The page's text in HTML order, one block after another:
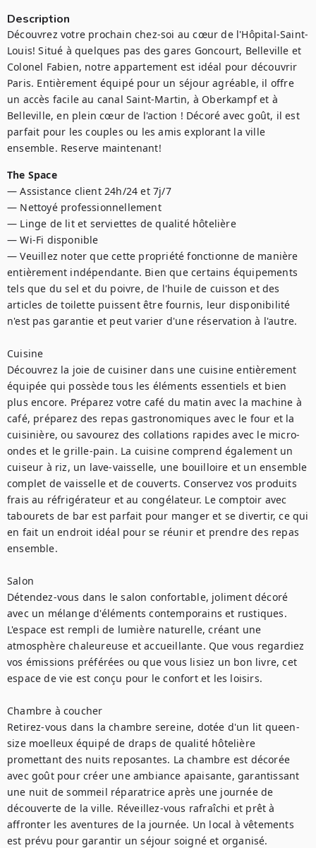
Description
Découvrez votre prochain chez-soi au cœur de l'Hôpital-Saint-
Louis! Situé à quelques pas des gares Goncourt, Belleville et
Colonel Fabien, notre appartement est idéal pour découvrir
Paris. Entièrement équipé pour un séjour agréable, il offre
un accès facile au canal Saint-Martin, à Oberkampf et à
Belleville, en plein cœur de l'action ! Décoré avec goût, il est
parfait pour les couples ou les amis explorant la ville
ensemble. Reserve maintenant!
The Space
— Assistance client 24h/24 et 7j/7
— Nettoyé professionnellement
— Linge de lit et serviettes de qualité hôtelière
— Wi-Fi disponible
— Veuillez noter que cette propriété fonctionne de manière
entièrement indépendante. Bien que certains équipements
tels que du sel et du poivre, de l'huile de cuisson et des
articles de toilette puissent être fournis, leur disponibilité
n'est pas garantie et peut varier d'une réservation à l'autre.
Cuisine
Découvrez la joie de cuisiner dans une cuisine entièrement
équipée qui possède tous les éléments essentiels et bien
plus encore. Préparez votre café du matin avec la machine à
café, préparez des repas gastronomiques avec le four et la
cuisinière, ou savourez des collations rapides avec le micro-
ondes et le grille-pain. La cuisine comprend également un
cuiseur à riz, un lave-vaisselle, une bouilloire et un ensemble
complet de vaisselle et de couverts. Conservez vos produits
frais au réfrigérateur et au congélateur. Le comptoir avec
tabourets de bar est parfait pour manger et se divertir, ce qui
en fait un endroit idéal pour se réunir et prendre des repas
ensemble.
Salon
Détendez-vous dans le salon confortable, joliment décoré
avec un mélange d'éléments contemporains et rustiques.
L'espace est rempli de lumière naturelle, créant une
atmosphère chaleureuse et accueillante. Que vous regardiez
vos émissions préférées ou que vous lisiez un bon livre, cet
espace de vie est conçu pour le confort et les loisirs.
Chambre à coucher
Retirez-vous dans la chambre sereine, dotée d'un lit queen-
size moelleux équipé de draps de qualité hôtelière
promettant des nuits reposantes. La chambre est décorée
avec goût pour créer une ambiance apaisante, garantissant
une nuit de sommeil réparatrice après une journée de
découverte de la ville. Réveillez-vous rafraîchi et prêt à
affronter les aventures de la journée. Un local à vêtements
est prévu pour garantir un séjour soigné et organisé.